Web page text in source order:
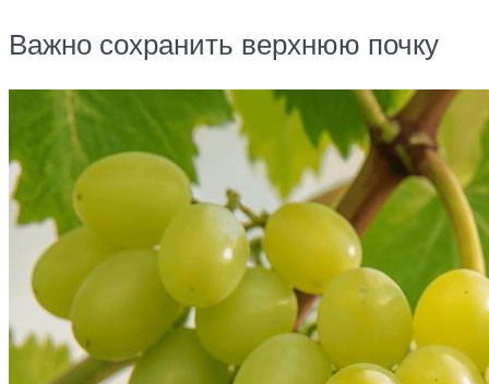
Важно сохранить верхнюю почку